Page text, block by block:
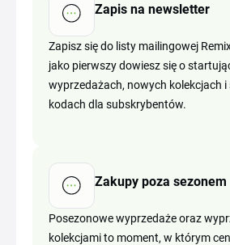
Zapis na newsletter
Zapisz się do listy mailingowej
jako pierwszy dowiesz się o
wyprzedażach, nowych kolekcjach i
kodach dla subskrybentów.
Zakupy poza sezonem
Posezonowe wyprzedaże oraz
kolekcjami to moment, w którym